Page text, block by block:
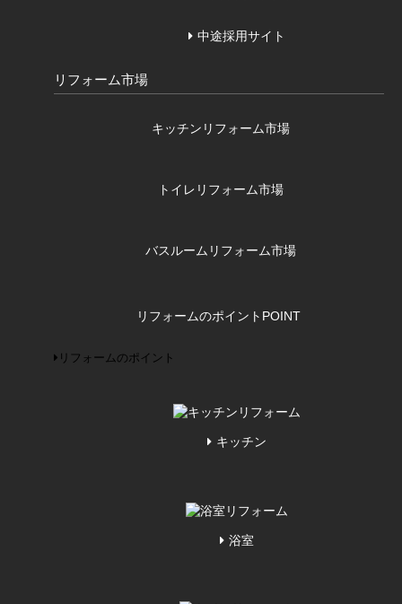
中途採用サイト
リフォーム市場
キッチンリフォーム市場
トイレリフォーム市場
バスルームリフォーム市場
リフォームのポイント POINT
リフォームのポイント
キッチン
浴室